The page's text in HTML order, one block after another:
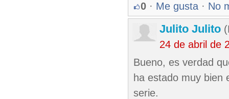
0 · Me gusta · No
Julito Julito
24 de abril de
Bueno, es verdad
ha estado muy bien
serie.